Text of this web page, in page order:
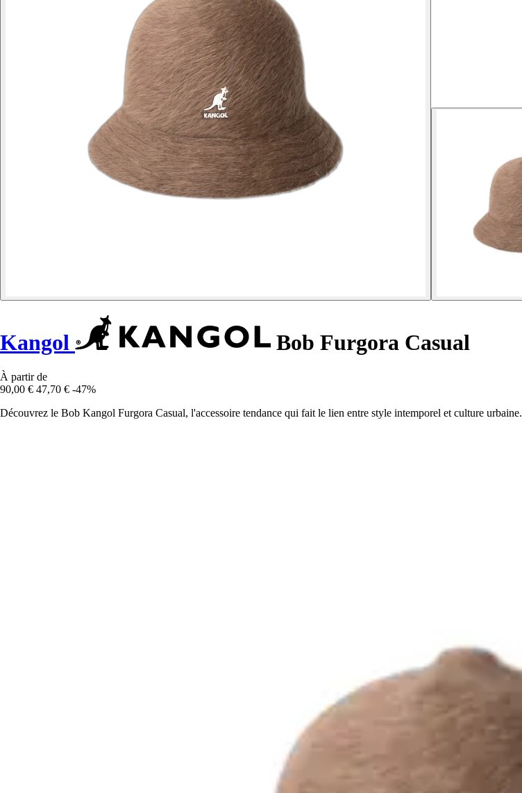
Kangol Bob Furgora Casual
À partir de
90,00 € 47,70 € -47%
Découvrez le Bob Kangol Furgora Casual, l'accessoire tendance qui fait le lien entre style intemporel et culture urbaine.